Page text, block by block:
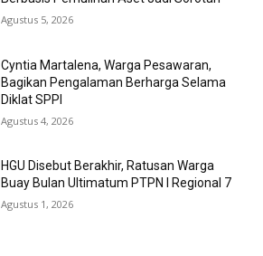
Agustus 5, 2026
Cyntia Martalena, Warga Pesawaran,
Bagikan Pengalaman Berharga Selama
Diklat SPPI
Agustus 4, 2026
HGU Disebut Berakhir, Ratusan Warga
Buay Bulan Ultimatum PTPN I Regional 7
Agustus 1, 2026